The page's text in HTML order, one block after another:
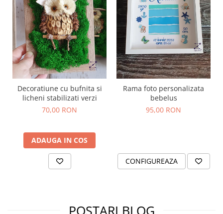
Decoratiune cu bufnita si
licheni stabilizati verzi
70,00 RON
ADAUGA IN COS
Rama foto personalizata
bebelus
95,00 RON
CONFIGUREAZA
POSTARI BLOG